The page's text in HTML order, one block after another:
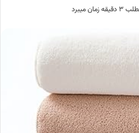
میبرد